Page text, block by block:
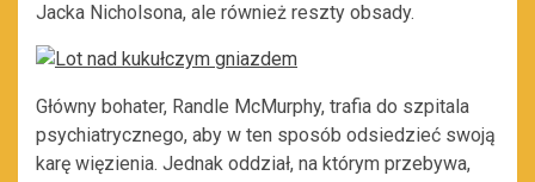
Jacka Nicholsona, ale również reszty obsady.
Główny bohater, Randle McMurphy, trafia do szpitala
psychiatrycznego, aby w ten sposób odsiedzieć swoją
karę więzienia. Jednak oddział, na którym przebywa,